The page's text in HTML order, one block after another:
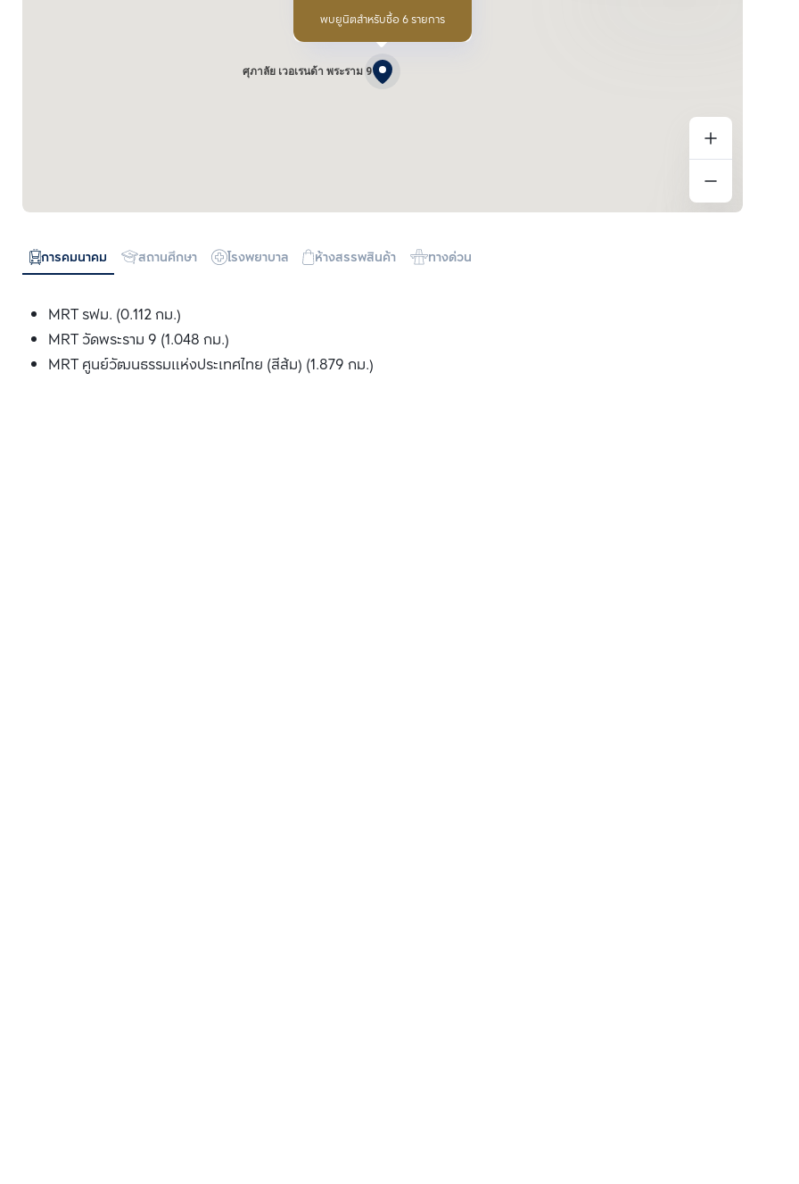
ศุภาลัย เวอเรนด้า พระราม 9
พบยูนิตสำหรับซื้อ 6 รายการ
การคมนาคม สถานศึกษา โรงพยาบาล ห้างสรรพสินค้า ทางด่วน
MRT รฟม. (0.112 กม.)
MRT วัดพระราม 9 (1.048 กม.)
MRT ศูนย์วัฒนธรรมแห่งประเทศไทย (สีส้ม) (1.879 กม.)